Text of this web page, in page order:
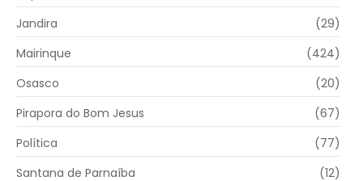
Jandira
(29)
Mairinque
(424)
Osasco
(20)
Pirapora do Bom Jesus
(67)
Política
(77)
Santana de Parnaíba
(12)